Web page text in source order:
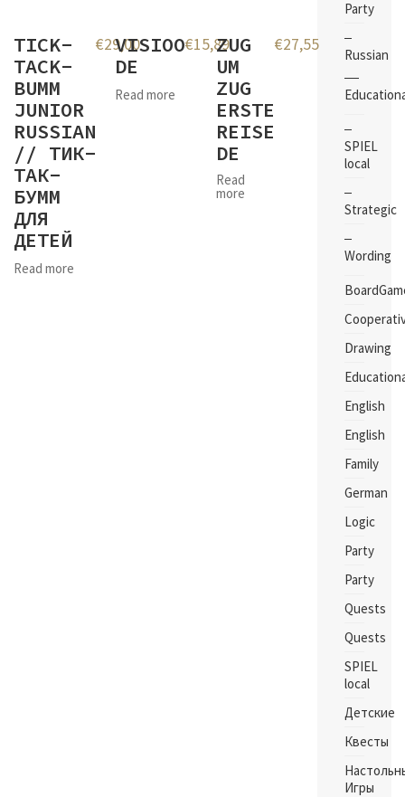
TICK-
TACK-
BUMM
JUNIOR
RUSSIAN
// ТИК-
ТАК-
БУММ
ДЛЯ
ДЕТЕЙ
Read more
€29,00
VISIOO
DE
Read more
€15,89ZUG
UM
ZUG
ERSTE
REISE
DE
Read
more
€27,55
Party
Russian
SPIEL
local
Strategic
Wording
Drawing
English
English
Family
German
Logic
Party
Party
Quests
Quests
SPIEL
local
Детские
Квесты
Игры